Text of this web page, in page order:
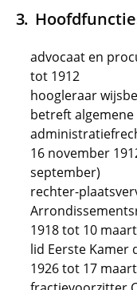
advocaat en
tot 1912
hoogleraar
betreft
16 november
september)
rechter-
1918 tot 10
lid Eerste Kamer
1926 tot 17